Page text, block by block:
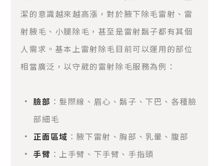
潔的意識越來越高漲，對於腋下除毛雷射、雷
射腋毛、小腿除毛，甚至是雷射鬍子都有其個
人需求。基本上雷射除毛目前可以運用的部位
相當廣泛，以守葳的雷射除毛服務為例：
臉部 ：髮際線、眉心、鬍子、下巴、各種臉
部細毛
正面區域 ：腋下雷射、胸部、乳暈、腹部
手臂 ：上手臂、下手臂、手指頭